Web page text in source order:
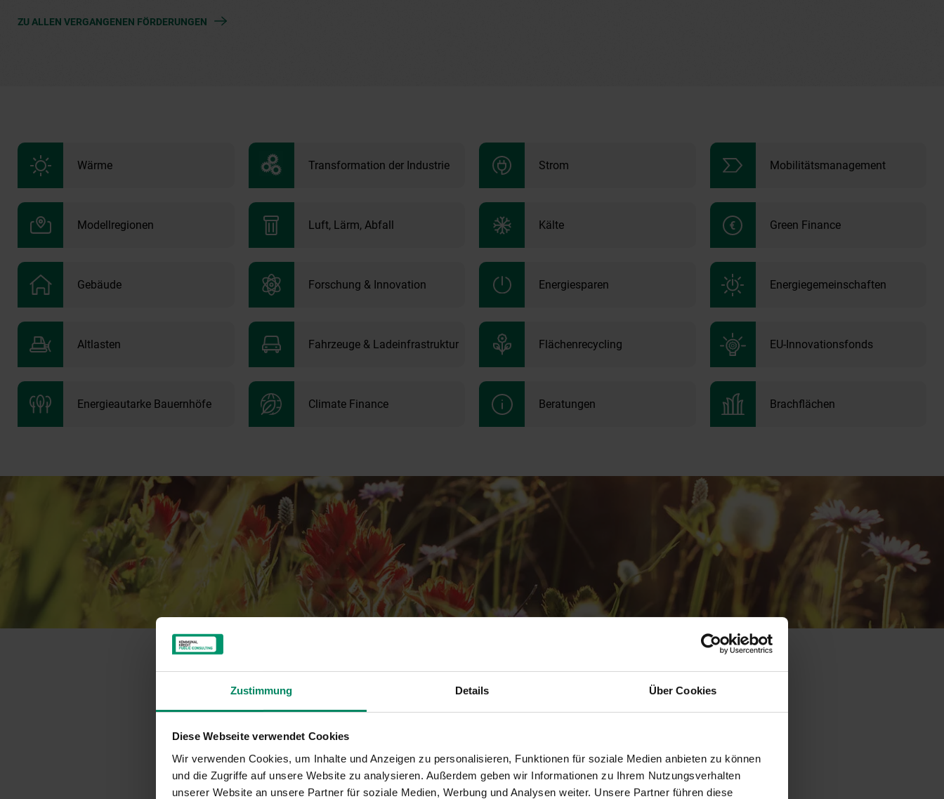
Zustimmung Details Über Cookies
Diese Webseite verwendet Cookies
Wir verwenden Cookies, um Inhalte und Anzeigen zu personalisieren, Funktionen für soziale Medien anbieten zu können
und die Zugriffe auf unsere Website zu analysieren. Außerdem geben wir Informationen zu Ihrem Nutzungsverhalten
unserer Website an unsere Partner für soziale Medien, Werbung und Analysen weiter. Unsere Partner führen diese
ZU ALLEN VERGANGENEN FÖRDERUNGEN
Wärme Transformation der Industrie Strom Mobilitätsmanagement
Modellregionen Luft, Lärm, Abfall Kälte Green Finance
Gebäude Forschung & Innovation Energiesparen Energiegemeinschaften
Altlasten Fahrzeuge & Ladeinfrastruktur Flächenrecycling EU-Innovationsfonds
Energieautarke Bauernhöfe Climate Finance Beratungen Brachflächen
Vergangene Förderungen einsehen
Die hier angeführten Förderungsbereiche sind nicht mehr aktuell. Das heißt, es kann kein Antrag
mehr gestellt werden. Warum die Förderungen trotzdem hier angeführt sind? Damit Sie einen
allfälligen, bereits vor längerer Zeit gestellten Altantrag jederzeit einsehen bzw. Informationen
downloaden können.